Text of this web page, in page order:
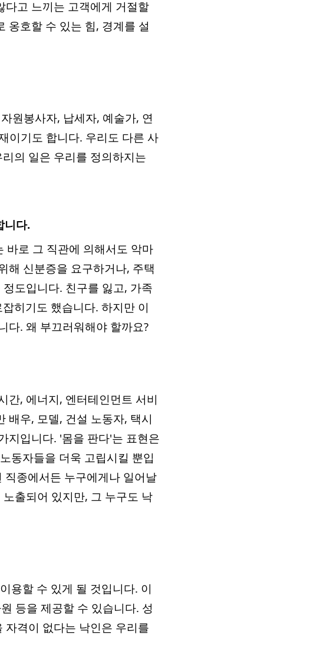
다고 느끼는 고객에게 거절할
옹호할 수 있는 힘, 경계를 설
원봉사자, 납세자, 예술가, 연
이기도 합니다. 우리도 다른 사
의 일은 우리를 정의하지는
니다.
바로 그 직관에 의해서도 악마
해 신분증을 요구하거나, 주택
도입니다. 친구를 잃고, 가족
히기도 했습니다. 하지만 이
다. 왜 부끄러워해야 할까요?
간, 에너지, 엔터테인먼트 서비
배우, 모델, 건설 노동자, 택시
지입니다. '몸을 판다'는 표현은
동자들을 더욱 고립시킬 뿐입
종에서든 누구에게나 일어날
출되어 있지만, 그 누구도 낙
용할 수 있게 될 것입니다. 이
등을 제공할 수 있습니다. 성
격이 없다는 낙인은 우리를